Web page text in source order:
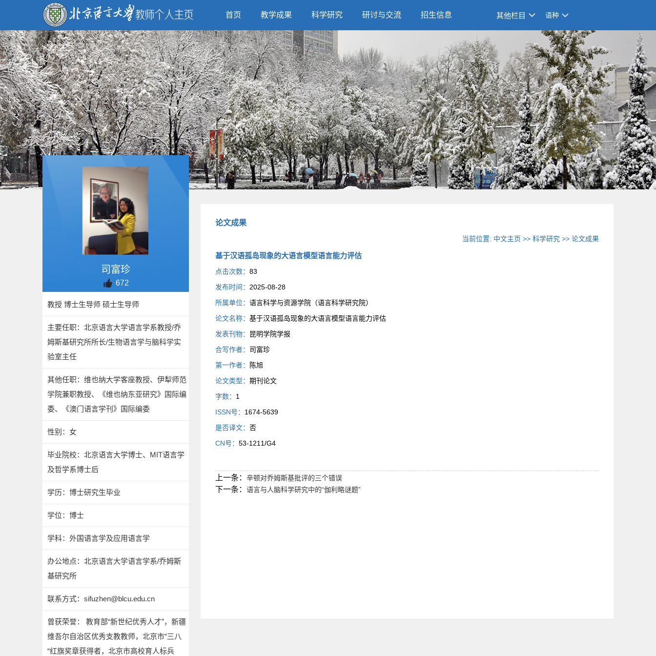
首页 教学成果 科学研究 研讨与交流 招生信息 其他栏目 语种
司富珍
672
教授 博士生导师 硕士生导师
主要任职：北京语言大学语言学系教授/乔
姆斯基研究所所长/生物语言学与脑科学实
验室主任
其他任职：维也纳大学客座教授、伊犁师范
学院兼职教授、《维也纳东亚研究》国际编
委、《澳门语言学刊》国际编委
性别：女
毕业院校：北京语言大学博士、MIT语言学
及哲学系博士后
学历：博士研究生毕业
学位：博士
学科：外国语言学及应用语言学
办公地点：北京语言大学语言学系/乔姆斯
基研究所
联系方式： sifuzhen@blcu.edu.cn
曾获荣誉： 教育部“新世纪优秀人才”，新疆
维吾尔自治区优秀支教教师，北京市“三八
“红旗奖章获得者，北京市高校育人标兵
论文成果
当前位置: 中文主页 >>科学研究 >>论文成果
基于汉语孤岛现象的大语言模型语言能力评估
点击次数： 83
发布时间： 2025-08-28
所属单位： 语言科学与资源学院（语言科学研究院）
论文名称： 基于汉语孤岛现象的大语言模型语言能力评估
发表刊物：
昆明学院学报
合写作者： 司富珍
第一作者：
陈旭
论文类型： 期刊论文
字数： 1
ISSN号： 1674-5639
是否译文： 否
CN号： 53-1211/G4
上一条： 辛顿对乔姆斯基批评的三个错误
下一条： 语言与人脑科学研究中的“伽利略谜题”